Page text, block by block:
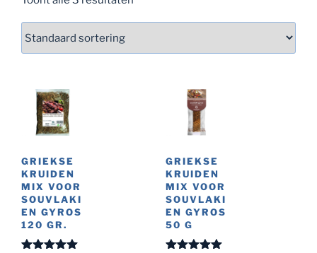
GRIEKSE
KRUIDEN
MIX VOOR
SOUVLAKI
EN GYROS
120 GR.
GRIEKSE
KRUIDEN
MIX VOOR
SOUVLAKI
EN GYROS
50 G